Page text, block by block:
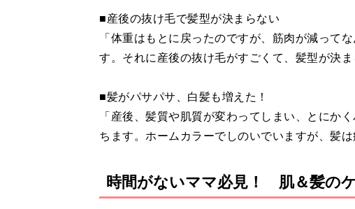
■産後の抜け毛で髪型が決まらない
「体重はもとに戻ったのですが、筋肉が減って
す。それに産後の抜け毛がすごくて、髪型が決
■髪がパサパサ、白髪も増えた！
「産後、髪質や肌質が変わってしまい、とにか
ちます。ホームカラーでしのいでいますが、髪は
時間がないママ必見！ 肌＆髪の